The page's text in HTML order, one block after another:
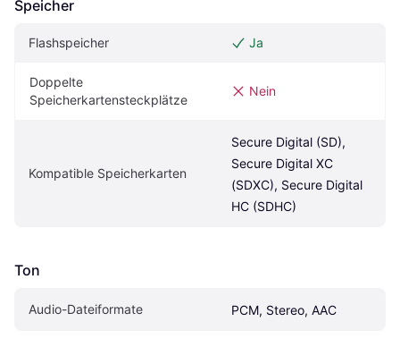
Speicher
Flashspeicher Ja
Doppelte
Speicherkartensteckplätze
Nein
Kompatible Speicherkarten
Secure Digital (SD),
Secure Digital XC
(SDXC), Secure Digital
HC (SDHC)
Ton
Audio-Dateiformate PCM, Stereo, AAC